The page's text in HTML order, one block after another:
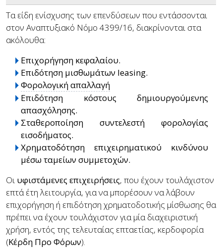
Τα είδη ενίσχυσης των επενδύσεων που εντάσσονται
στον Αναπτυξιακό Νόμο 4399/16, διακρίνονται στα
ακόλουθα:
Επιχορήγηση κεφαλαίου.
Επιδότηση μισθωμάτων leasing.
Φορολογική απαλλαγή
Επιδότηση κόστους δημιουργούμενης
απασχόλησης.
Σταθεροποίηση συντελεστή φορολογίας
εισοδήματος.
Χρηματοδότηση επιχειρηματικού κινδύνου
μέσω ταμείων συμμετοχών.
Οι υφιστάμενες επιχειρήσεις, που έχουν τουλάχιστον
επτά έτη λειτουργία, για να μπορέσουν να λάβουν
επιχορήγηση ή επιδότηση χρηματοδοτικής μίσθωσης θα
πρέπει να έχουν τουλάχιστον για μία διαχειριστική
χρήση, εντός της τελευταίας επταετίας, κερδοφορία
(Κέρδη Προ Φόρων).